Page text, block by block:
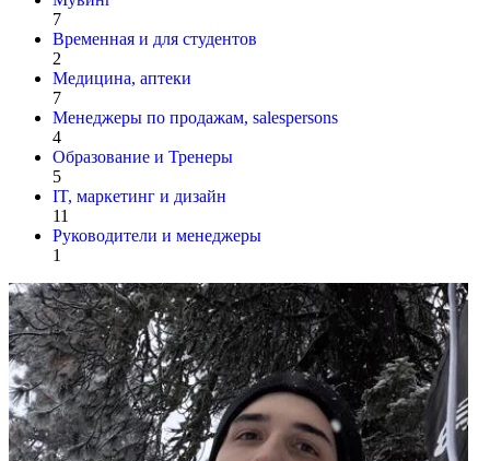
7
Временная и для студентов
2
Медицина, аптеки
7
Менеджеры по продажам, salespersons
4
Образование и Тренеры
5
IT, маркетинг и дизайн
11
Руководители и менеджеры
1